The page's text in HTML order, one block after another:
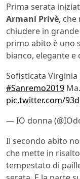
Prima serata
Armani Privè,
chiudere in
primo abito è uno
bianco, elegante
Sofisticata Virginia
#Sanremo2019
pic.twitter.com/
— IO donna
Il secondo abito
che mette in
tempestato di